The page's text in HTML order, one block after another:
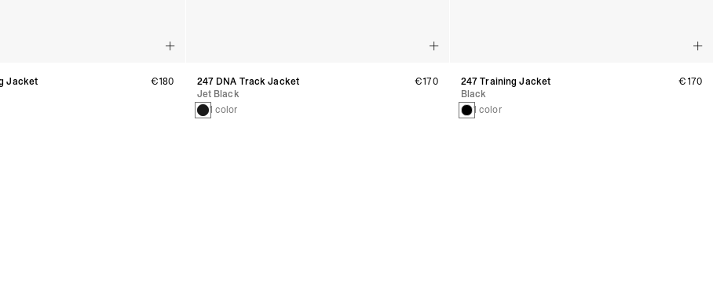
Jacket
€180
247 DNA Track Jacket
Jet Black
1 color
€170
247 Training Jacket
Black
1 color
€170